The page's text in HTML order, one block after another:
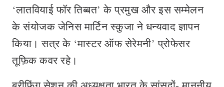
‘लातवियाई फॉर तिब्बत’ के प्रमुख और इस सम्मेलन
के संयोजक जेनिस मार्टिन स्कुजा ने धन्यवाद ज्ञापन
किया। सत्र के ‘मास्टर ऑफ सेरेमनी’ प्रोफेसर
तूफ़िक कवर रहे।